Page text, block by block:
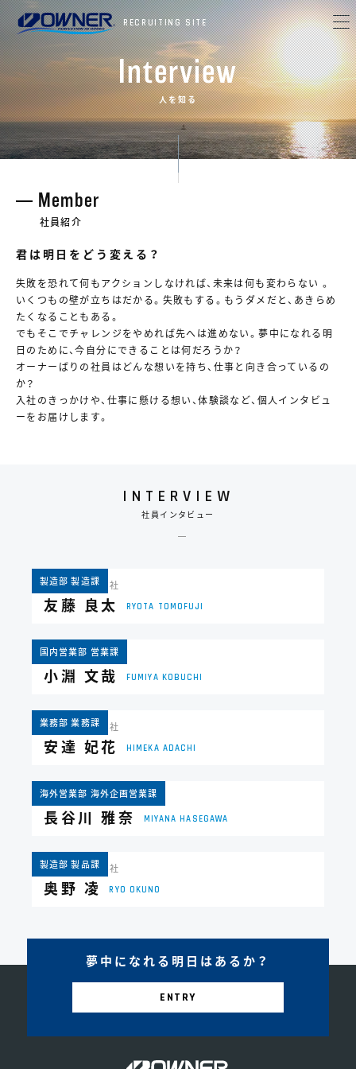
RECRUITING SITE
Interview
人を知る
Member
社員紹介
君は明日をどう変える？
失敗を恐れて何もアクションしなければ、未来は何も変わらない 。
いくつもの壁が立ちはだかる。失敗もする。もうダメだと、あきらめ
たくなることもある。
でもそこでチャレンジをやめれば先へは進めない。夢中になれる明
日のために、今自分にできることは何だろうか？
オーナーばりの社員はどんな想いを持ち、仕事と向き合っているの
か？
入社のきっかけや、仕事に懸ける想い、体験談など、個人インタビュ
ーをお届けします。
INTERVIEW
社員インタビュー
製造部 製造課
2011年 新卒入社
友藤 良太 RYOTA TOMOFUJI
国内営業部 営業課
2023年 新卒入社
小淵 文哉 FUMIYA KOBUCHI
業務部 業務課
2023年 新卒入社
安達 妃花 HIMEKA ADACHI
海外営業部 海外企画営業課
2021年 中途入社
長谷川 雅奈 MIYANA HASEGAWA
製造部 製品課
2018年 新卒入社
奥野 凌 RYO OKUNO
夢中になれる明日はあるか？
ENTRY